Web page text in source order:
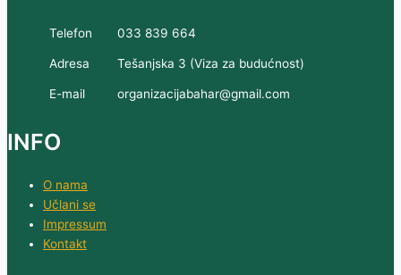
Telefon 033 839 664
Adresa Tešanjska 3 (Viza za budućnost)
E-mail organizacijabahar@gmail.com
INFO
O nama
Učlani se
Impressum
Kontakt